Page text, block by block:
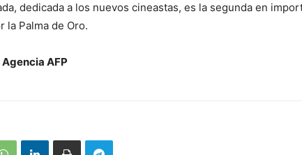
dedicada a los nuevos cineastas, es la segunda en
la Palma de Oro.
AFP